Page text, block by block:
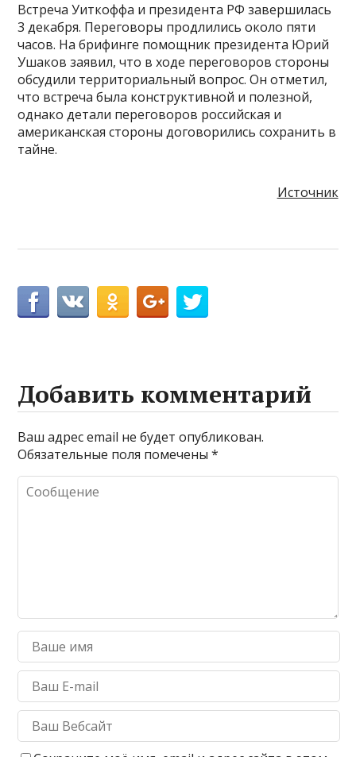
Встреча Уиткоффа и президента РФ завершилась
3 декабря. Переговоры продлились около пяти
часов. На брифинге помощник президента Юрий
Ушаков заявил, что в ходе переговоров стороны
обсудили территориальный вопрос. Он отметил,
что встреча была конструктивной и полезной,
однако детали переговоров российская и
американская стороны договорились сохранить в
тайне.
Источник
Добавить комментарий
Ваш адрес email не будет опубликован.
Обязательные поля помечены*